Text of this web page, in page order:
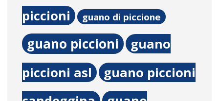
piccioni
guano di piccione
guano piccioni
guano
piccioni asl
guano piccioni